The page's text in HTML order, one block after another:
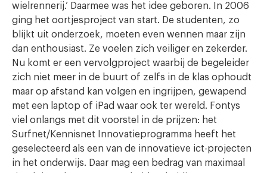
wielrennerij.’ Daarmee was het idee geboren. In 2006
ging het oortjesproject van start. De studenten, zo
blijkt uit onderzoek, moeten even wennen maar zijn
dan enthousiast. Ze voelen zich veiliger en zekerder.
Nu komt er een vervolgproject waarbij de begeleider
zich niet meer in de buurt of zelfs in de klas ophoudt
maar op afstand kan volgen en ingrijpen, gewapend
met een laptop of iPad waar ook ter wereld. Fontys
viel onlangs met dit voorstel in de prijzen: het
Surfnet/Kennisnet Innovatieprogramma heeft het
geselecteerd als een van de innovatieve ict-projecten
in het onderwijs. Daar mag een bedrag van maximaal